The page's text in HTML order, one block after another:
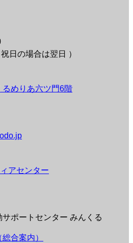
日の場合は翌日 ）
めりあ六ツ門6階
ポートセンター みんくる
合案内）